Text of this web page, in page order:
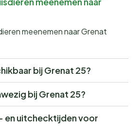
meenemen naar Grenat
bij Grenat 25?
bij Grenat 25?
en uitchecktijden voor